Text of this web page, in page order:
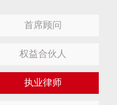
首席顾问
权益合伙人
执业律师